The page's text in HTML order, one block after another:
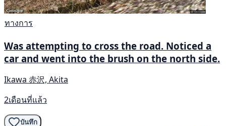
ทางการ
Was attempting to cross the road. Noticed a
car and went into the brush on the north side.
Ikawa 赤沢, Akita
2เดือนที่แล้ว
บันทึก